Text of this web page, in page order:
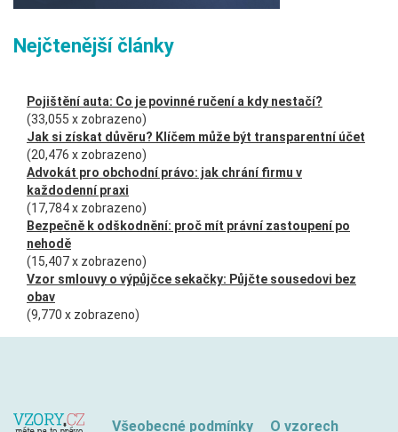
Nejčtenější články
Pojištění auta: Co je povinné ručení a kdy nestačí?
(33,055 x zobrazeno)
Jak si získat důvěru? Klíčem může být transparentní účet
(20,476 x zobrazeno)
Advokát pro obchodní právo: jak chrání firmu v
každodenní praxi
(17,784 x zobrazeno)
Bezpečně k odškodnění: proč mít právní zastoupení po
nehodě
(15,407 x zobrazeno)
Vzor smlouvy o výpůjčce sekačky: Půjčte sousedovi bez
obav
(9,770 x zobrazeno)
Všeobecné podmínky O vzorech